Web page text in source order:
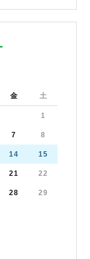
金 土
1
7 8
14 15
21 22
28 29